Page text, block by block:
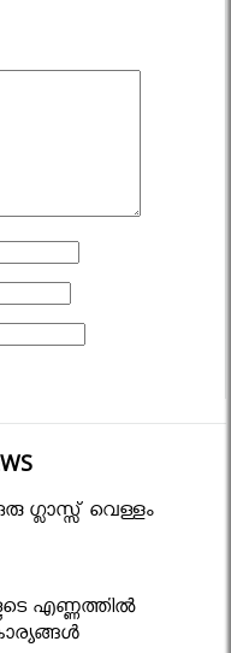
ഗ്ലാസ്സ് വെള്ളം
എണ്ണത്തിൽ